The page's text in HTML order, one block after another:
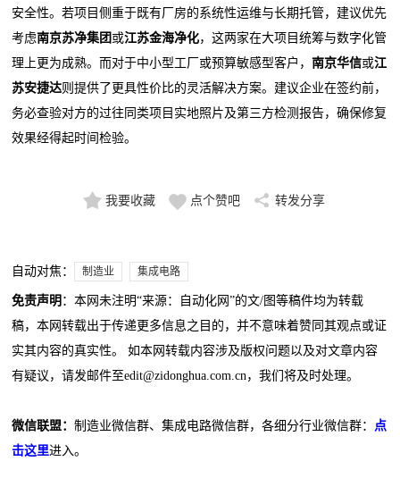
安全性。若项目侧重于既有厂房的系统性运维与长期托管，建议优先
考虑南京苏净集团 或江苏金海净化，这两家在大项目统筹与数字化管
理上更为成熟。而对于中小型工厂或预算敏感型客户，南京华信或江
苏安捷达则提供了更具性价比的灵活解决方案。建议企业在签约前，
务必查验对方的过往同类项目实地照片及第三方检测报告，确保修复
效果经得起时间检验。
我要收藏 点个赞吧 转发分享
自动对焦： 制造业 集成电路
免责声明 ：本网未注明“来源：自动化网”的文/图等稿件均为转载
稿，本网转载出于传递更多信息之目的，并不意味着赞同其观点或证
实其内容的真实性。 如本网转载内容涉及版权问题以及对文章内容
有疑议，请发邮件至edit@zidonghua.com.cn，我们将及时处理。
微信联盟：制造业微信群、集成电路微信群，各细分行业微信群：
点
击这里进入。